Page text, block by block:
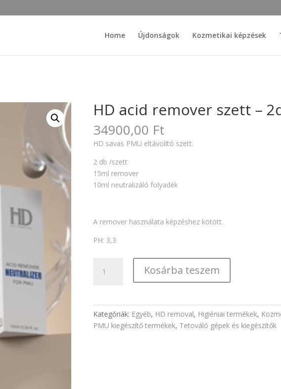
Home Újdonságok Kozmetikai képzések
HD acid remover szett –
34900,00 Ft
HD savas PMU eltávolító szett.
2 db /szett
15ml remover
10ml neutralizáló folyadék
A remover használata képzéshez kötött.
PH: 3,3
acid
Kosárba teszem
Kategóriák: Egyéb, HD removal, Higiéniai termékek,
PMU kiegészítő termékek, Tetováló gépek és kiegészítők